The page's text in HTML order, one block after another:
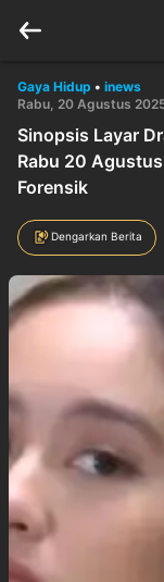
Gaya Hidup • inews
Rabu, 20 Agustus
Sinopsis Layar
Rabu 20
Forensik
Dengarkan Berita